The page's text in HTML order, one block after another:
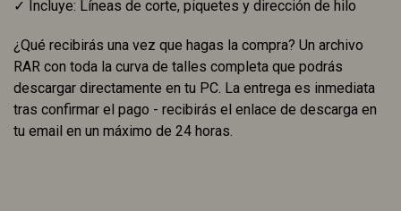
✓ Incluye: Líneas de corte, piquetes y dirección de hilo
¿Qué recibirás una vez que hagas la compra? Un archivo
RAR con toda la curva de talles completa que podrás
descargar directamente en tu PC. La entrega es inmediata
tras confirmar el pago - recibirás el enlace de descarga en
tu email en un máximo de 24 horas.